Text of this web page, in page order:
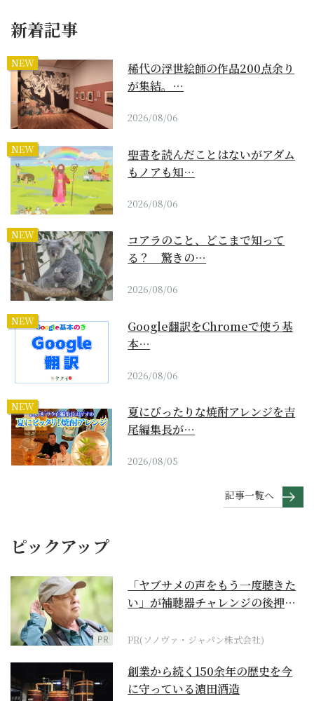
新着記事
NEW
稀代の浮世絵師の作品200点余り
が集結。…
2026/08/06
NEW
聖書を読んだことはないがアダム
もノアも知…
2026/08/06
NEW
コアラのこと、どこまで知って
る？ 驚きの…
2026/08/06
NEW
Google翻訳をChromeで使う基
本…
2026/08/06
NEW
夏にぴったりな焼酎アレンジを吉
尾編集長が…
2026/08/05
記事一覧へ
ピックアップ
PR
「ヤブサメの声をもう一度聴きた
い」が補聴器チャレンジの後押し
PR(ソノヴァ・ジャパン株式会社)
創業から続く150余年の歴史を今
に守っている濵田酒造